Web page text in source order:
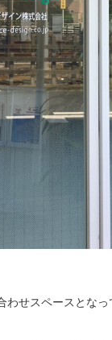
わせスペースとな